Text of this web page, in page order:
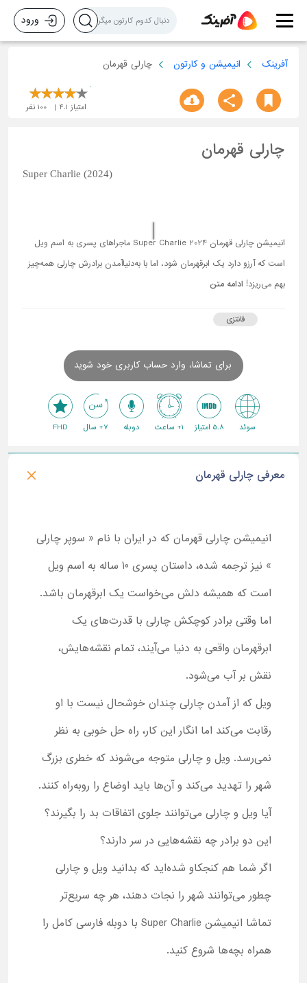
ورود
آفرینک انیمیشن و کارتون چارلی قهرمان
امتیاز 4.1
100 نفر
چارلی قهرمان
Super Charlie (2024)
انیمیشن چارلی قهرمان Super Charlie 2024 ماجراهای پسری به اسم ویل
است که آرزو دارد یک ابرقهرمان شود، اما با به‌دنیا‌آمدن برادرش چارلی همه‌چیز
بهم می‌ریزد! ادامه متن
فانتزی
برای تماشا، وارد حساب کاربری خود شوید
سوئد 5.8 امتیاز 1+ ساعت دوبله 7+ سال FHD
معرفی چارلی قهرمان
انیمیشن چارلی قهرمان که در ایران با نام « سوپر چارلی
» نیز ترجمه شده، داستان پسری 10 ساله به اسم ویل
است که همیشه دلش می‌خواست یک ابرقهرمان باشد.
اما وقتی برادر کوچکش چارلی با قدرت‌های یک
ابرقهرمان واقعی به دنیا می‌آیند، تمام نقشه‌هایش،
نقش بر آب می‌شود.
ویل که از آمدن چارلی چندان خوشحال نیست با او
رقابت می‌کند اما انگار این کار، راه حل خوبی به نظر
نمی‌رسد. ویل و چارلی متوجه می‌شوند که خطری بزرگ
شهر را تهدید می‌کند و آن‌ها باید اوضاع را رو‌به‌راه کنند.
آیا ویل و چارلی می‌توانند جلوی اتفاقات بد را بگیرند؟
این دو برادر چه نقشه‌هایی در سر دارند؟
اگر شما هم کنجکاو شده‌اید که بدانید ویل و چارلی
چطور می‌توانند شهر را نجات دهند، هر چه سریع‌تر
تماشا انیمیشن Super Charlie با دوبله فارسی کامل را
همراه بچه‌ها شروع کنید.